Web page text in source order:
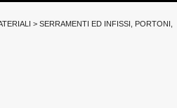
> SERRAMENTI ED INFISSI, PORTONI,